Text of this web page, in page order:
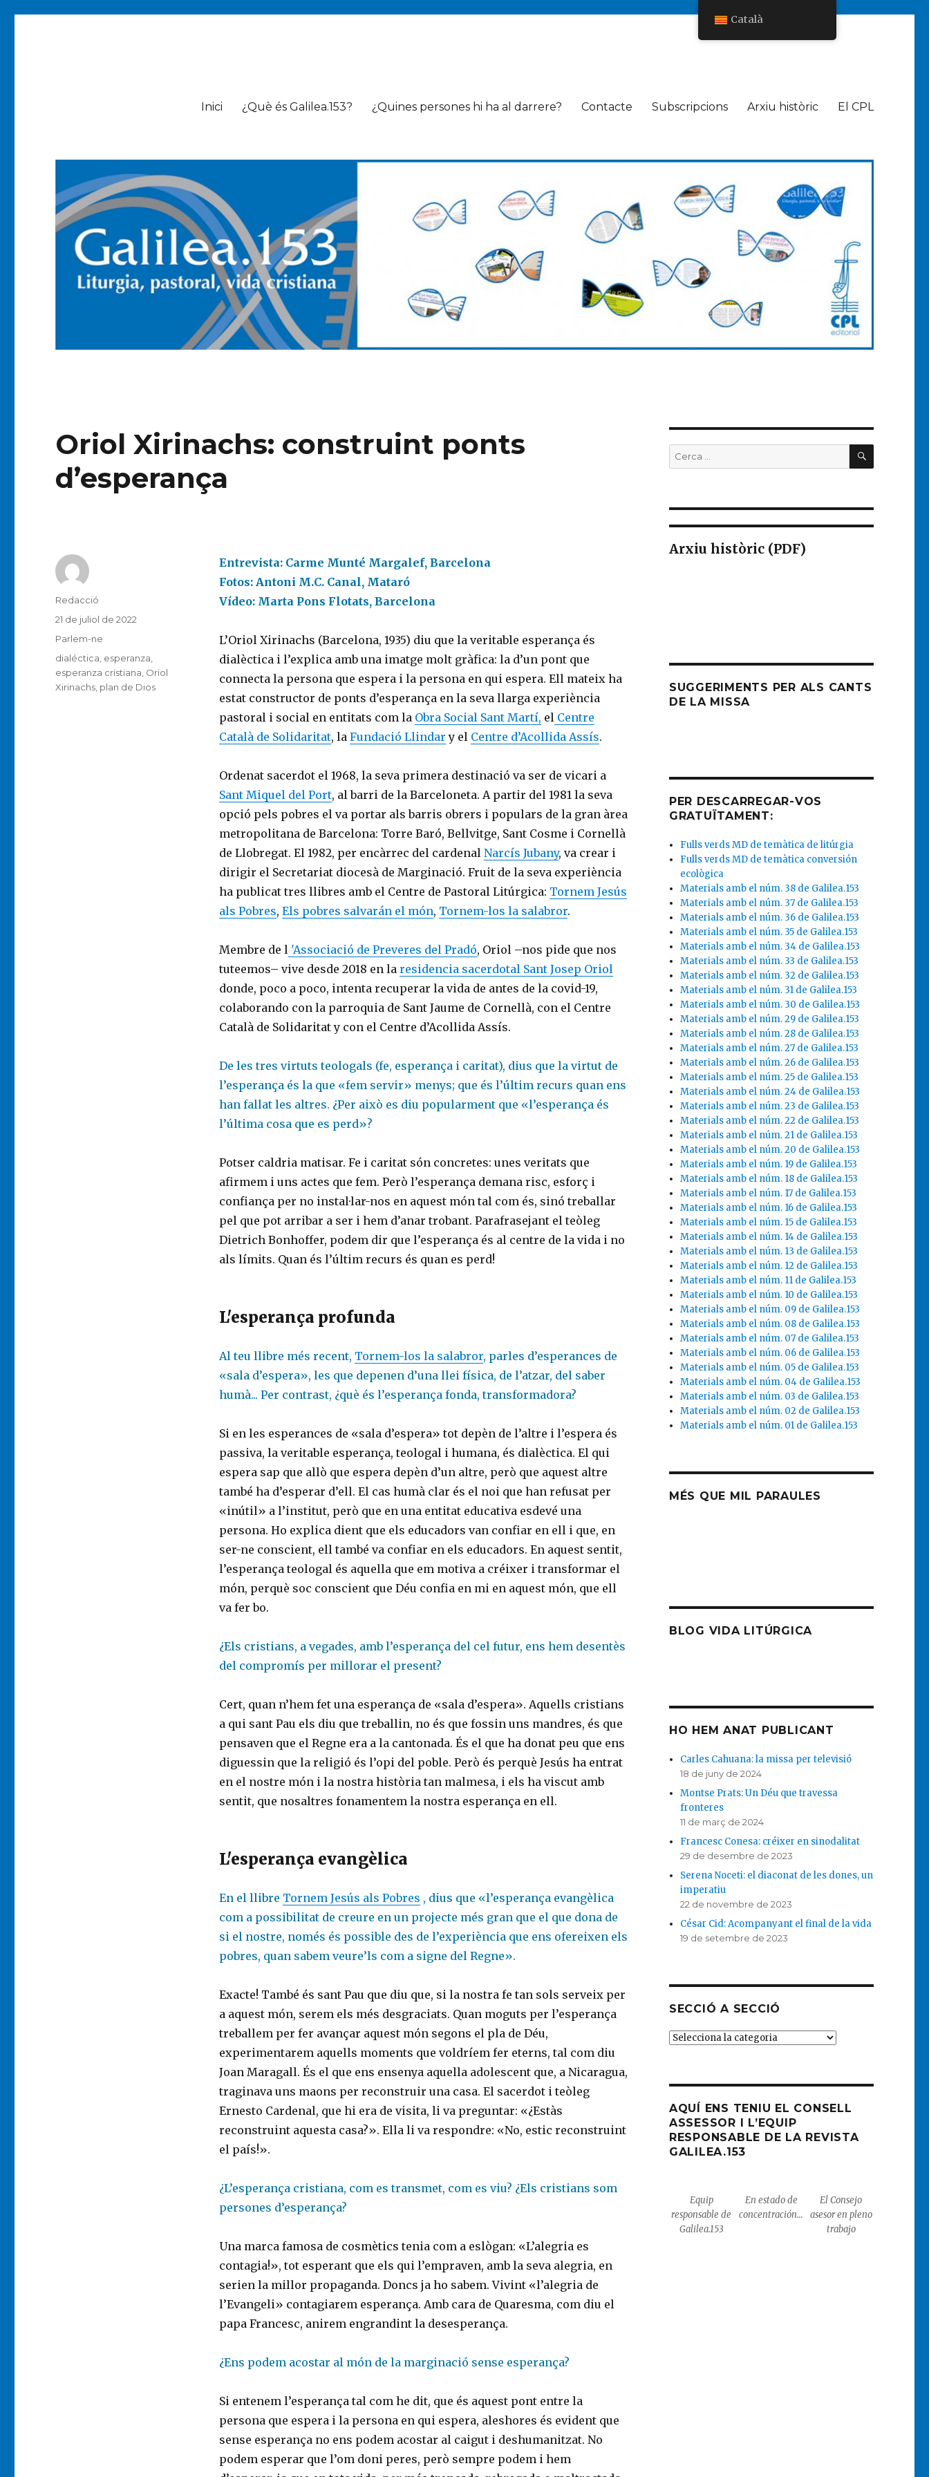
Inici ¿Què és Galilea.153? ¿Quines persones hi ha al darrere? Contacte Subscripcions Arxiu històric El CPL
Oriol Xirinachs: construint ponts
d’esperança
Entrevista: Carme Munté Margalef, Barcelona
Fotos: Antoni M.C. Canal, Mataró
Vídeo: Marta Pons Flotats, Barcelona
L’Oriol Xirinachs (Barcelona, 1935) diu que la veritable esperança és
dialèctica i l’explica amb una imatge molt gràfica: la d’un pont que
connecta la persona que espera i la persona en qui espera. Ell mateix ha
estat constructor de ponts d’esperança en la seva llarga experiència
pastoral i social en entitats com la Obra Social Sant Martí, elCentre
Català de Solidaritat, la Fundació Llindar y el Centre d’Acollida Assís.
Ordenat sacerdot el 1968, la seva primera destinació va ser de vicari a
Sant Miquel del Port, al barri de la Barceloneta. A partir del 1981 la seva
opció pels pobres el va portar als barris obrers i populars de la gran àrea
metropolitana de Barcelona: Torre Baró, Bellvitge, Sant Cosme i Cornellà
de Llobregat. El 1982, per encàrrec del cardenal Narcís Jubany, va crear i
dirigir el Secretariat diocesà de Marginació. Fruit de la seva experiència
ha publicat tres llibres amb el Centre de Pastoral Litúrgica: Tornem Jesús
als Pobres, Els pobres salvarán el món, Tornem-los la salabror.
Membre de l'Associació de Preveres del Pradó, Oriol –nos pide que nos
tuteemos– vive desde 2018 en la residencia sacerdotal Sant Josep Oriol
donde, poco a poco, intenta recuperar la vida de antes de la covid-19,
colaborando con la parroquia de Sant Jaume de Cornellà, con el Centre
Català de Solidaritat y con el Centre d’Acollida Assís.
De les tres virtuts teologals (fe, esperança i caritat), dius que la virtut de
l’esperança és la que «fem servir» menys; que és l’últim recurs quan ens
han fallat les altres. ¿Per això es diu popularment que «l’esperança és
l’última cosa que es perd»?
Potser caldria matisar. Fe i caritat són concretes: unes veritats que
afirmem i uns actes que fem. Però l’esperança demana risc, esforç i
confiança per no instal·lar-nos en aquest món tal com és, sinó treballar
pel que pot arribar a ser i hem d’anar trobant. Parafrasejant el teòleg
Dietrich Bonhoffer, podem dir que l’esperança és al centre de la vida i no
als límits. Quan és l’últim recurs és quan es perd!
L'esperança profunda
Al teu llibre més recent, Tornem-los la salabror, parles d’esperances de
«sala d’espera», les que depenen d’una llei física, de l’atzar, del saber
humà... Per contrast, ¿què és l’esperança fonda, transformadora?
Si en les esperances de «sala d’espera» tot depèn de l’altre i l’espera és
passiva, la veritable esperança, teologal i humana, és dialèctica. El qui
espera sap que allò que espera depèn d’un altre, però que aquest altre
també ha d’esperar d’ell. El cas humà clar és el noi que han refusat per
«inútil» a l’institut, però que en una entitat educativa esdevé una
persona. Ho explica dient que els educadors van confiar en ell i que, en
ser-ne conscient, ell també va confiar en els educadors. En aquest sentit,
l’esperança teologal és aquella que em motiva a créixer i transformar el
món, perquè soc conscient que Déu confia en mi en aquest món, que ell
va fer bo.
¿Els cristians, a vegades, amb l’esperança del cel futur, ens hem desentès
del compromís per millorar el present?
Cert, quan n’hem fet una esperança de «sala d’espera». Aquells cristians
a qui sant Pau els diu que treballin, no és que fossin uns mandres, és que
pensaven que el Regne era a la cantonada. És el que ha donat peu que ens
diguessin que la religió és l’opi del poble. Però és perquè Jesús ha entrat
en el nostre món i la nostra història tan malmesa, i els ha viscut amb
sentit, que nosaltres fonamentem la nostra esperança en ell.
L'esperança evangèlica
En el llibre Tornem Jesús als Pobres , dius que «l’esperança evangèlica
com a possibilitat de creure en un projecte més gran que el que dona de
si el nostre, només és possible des de l’experiència que ens ofereixen els
pobres, quan sabem veure’ls com a signe del Regne».
Exacte! També és sant Pau que diu que, si la nostra fe tan sols serveix per
a aquest món, serem els més desgraciats. Quan moguts per l’esperança
treballem per fer avançar aquest món segons el pla de Déu,
experimentarem aquells moments que voldríem fer eterns, tal com diu
Joan Maragall. És el que ens ensenya aquella adolescent que, a Nicaragua,
traginava uns maons per reconstruir una casa. El sacerdot i teòleg
Ernesto Cardenal, que hi era de visita, li va preguntar: «¿Estàs
reconstruint aquesta casa?». Ella li va respondre: «No, estic reconstruint
el país!».
¿L’esperança cristiana, com es transmet, com es viu? ¿Els cristians som
persones d’esperança?
Una marca famosa de cosmètics tenia com a eslògan: «L’alegria es
contagia!», tot esperant que els qui l’empraven, amb la seva alegria, en
serien la millor propaganda. Doncs ja ho sabem. Vivint «l’alegria de
l’Evangeli» contagiarem esperança. Amb cara de Quaresma, com diu el
papa Francesc, anirem engrandint la desesperança.
¿Ens podem acostar al món de la marginació sense esperança?
Si entenem l’esperança tal com he dit, que és aquest pont entre la
persona que espera i la persona en qui espera, aleshores és evident que
sense esperança no ens podem acostar al caigut i deshumanitzat. No
podem esperar que l’om doni peres, però sempre podem i hem
Autor
Redacció
Publicat
21 de juliol de 2022
Categories
Parlem-ne
Etiquetes
dialéctica esperanza
esperanza cristiana Oriol
Xirinachs plan de Dios
Buscar
per:
CERCA
Arxiu històric (PDF)
SUGGERIMENTS PER ALS CANTS
DE LA MISSA
PER DESCARREGAR-VOS
GRATUÏTAMENT:
Fulls verds MD de temàtica de litúrgia
Fulls verds MD de temàtica conversión
ecològica
Materials amb el núm. 38 de Galilea.153
Materials amb el núm. 37 de Galilea.153
Materials amb el núm. 36 de Galilea.153
Materials amb el núm. 35 de Galilea.153
Materials amb el núm. 34 de Galilea.153
Materials amb el núm. 33 de Galilea.153
Materials amb el núm. 32 de Galilea.153
Materials amb el núm. 31 de Galilea.153
Materials amb el núm. 30 de Galilea.153
Materials amb el núm. 29 de Galilea.153
Materials amb el núm. 28 de Galilea.153
Materials amb el núm. 27 de Galilea.153
Materials amb el núm. 26 de Galilea.153
Materials amb el núm. 25 de Galilea.153
Materials amb el núm. 24 de Galilea.153
Materials amb el núm. 23 de Galilea.153
Materials amb el núm. 22 de Galilea.153
Materials amb el núm. 21 de Galilea.153
Materials amb el núm. 20 de Galilea.153
Materials amb el núm. 19 de Galilea.153
Materials amb el núm. 18 de Galilea.153
Materials amb el núm. 17 de Galilea.153
Materials amb el núm. 16 de Galilea.153
Materials amb el núm. 15 de Galilea.153
Materials amb el núm. 14 de Galilea.153
Materials amb el núm. 13 de Galilea.153
Materials amb el núm. 12 de Galilea.153
Materials amb el núm. 11 de Galilea.153
Materials amb el núm. 10 de Galilea.153
Materials amb el núm. 09 de Galilea.153
Materials amb el núm. 08 de Galilea.153
Materials amb el núm. 07 de Galilea.153
Materials amb el núm. 06 de Galilea.153
Materials amb el núm. 05 de Galilea.153
Materials amb el núm. 04 de Galilea.153
Materials amb el núm. 03 de Galilea.153
Materials amb el núm. 02 de Galilea.153
Materials amb el núm. 01 de Galilea.153
MÉS QUE MIL PARAULES
BLOG VIDA LITÚRGICA
HO HEM ANAT PUBLICANT
Carles Cahuana: la missa per televisió
18 de juny de 2024
Montse Prats: Un Déu que travessa
fronteres
11 de març de 2024
Francesc Conesa: créixer en sinodalitat
29 de desembre de 2023
Serena Noceti: el diaconat de les dones, un
imperatiu
22 de novembre de 2023
César Cid: Acompanyant el final de la vida
19 de setembre de 2023
SECCIÓ A SECCIÓ
SECCIÓ
AQUÍ ENS TENIU EL CONSELL
ASSESSOR I L’EQUIP
RESPONSABLE DE LA REVISTA
GALILEA.153
Equip
responsable de
Galilea.153
En estado de
concentración…
El Consejo
asesor en pleno
trabajo
Català